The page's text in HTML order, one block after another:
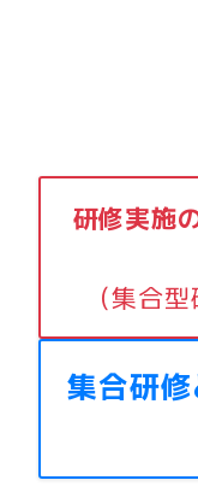
研修実施
（集合
集合研